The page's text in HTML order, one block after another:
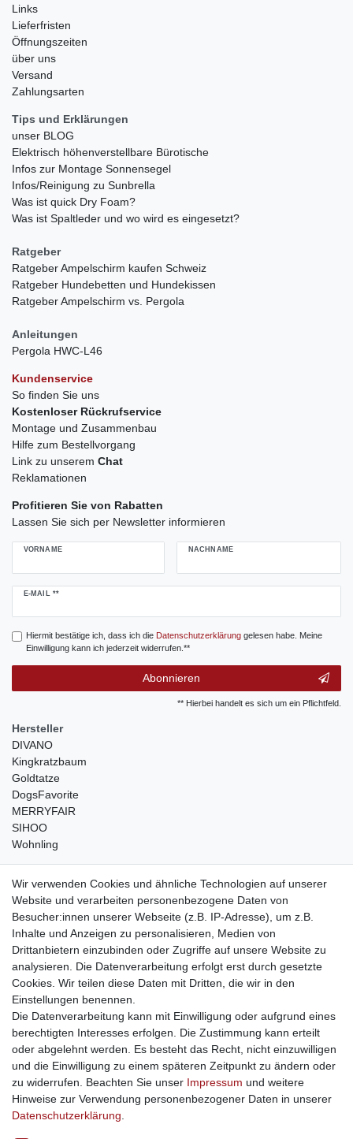
Links
Lieferfristen
Öffnungszeiten
über uns
Versand
Zahlungsarten
Tips und Erklärungen
unser BLOG
Elektrisch höhenverstellbare Bürotische
Infos zur Montage Sonnensegel
Infos/Reinigung zu Sunbrella
Was ist quick Dry Foam?
Was ist Spaltleder und wo wird es eingesetzt?
Ratgeber
Ratgeber Ampelschirm kaufen Schweiz
Ratgeber Hundebetten und Hundekissen
Ratgeber Ampelschirm vs. Pergola
Anleitungen
Pergola HWC-L46
Kundenservice
So finden Sie uns
Kostenloser Rückrufservice
Montage und Zusammenbau
Hilfe zum Bestellvorgang
Link zu unserem Chat
Reklamationen
Profitieren Sie von Rabatten
Lassen Sie sich per Newsletter informieren
VORNAME NACHNAME
E-MAIL **
Newsletter
Hiermit bestätige ich, dass ich die Daten­schutz­erklärunggelesen habe. Meine
Einwilligung kann ich jederzeit widerrufen.**
Abonnieren
** Hierbei handelt es sich um ein Pflichtfeld.
Hersteller
DIVANO
Kingkratzbaum
Goldtatze
DogsFavorite
MERRYFAIR
SIHOO
Wohnling
weitere Shops
traumlampen- Lampen und Kronleuchter
kinderwagencenter- Exklusive und günstige Kinderwagen
gastrogeraete24- alles für Gastronomie und Imbiss
soziale Medien
Facebook
sicher einkaufen
Sichere Bestellung und Zahlung via SSL Verschlüsselung
Wir verwenden Cookies und ähnliche Technologien auf unserer
Website und verarbeiten personenbezogene Daten von
Besucher:innen unserer Webseite (z.B. IP-Adresse), um z.B.
Inhalte und Anzeigen zu personalisieren, Medien von
Drittanbietern einzubinden oder Zugriffe auf unsere Website zu
analysieren. Die Datenverarbeitung erfolgt erst durch gesetzte
Cookies. Wir teilen diese Daten mit Dritten, die wir in den
Einstellungen benennen.
Die Datenverarbeitung kann mit Einwilligung oder aufgrund eines
berechtigten Interesses erfolgen. Die Zustimmung kann erteilt
oder abgelehnt werden. Es besteht das Recht, nicht einzuwilligen
und die Einwilligung zu einem späteren Zeitpunkt zu ändern oder
zu widerrufen. Beachten Sie unser Impressum und weitere
Hinweise zur Verwendung personenbezogener Daten in unserer
Daten­schutz­erklärung